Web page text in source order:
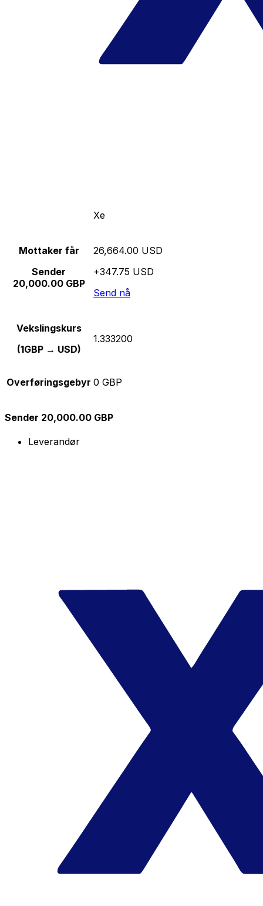
Xe
Mottaker får
Sender
20,000.00 GBP
26,664.00 USD
+347.75 USD
Send nå
Vekslingskurs
(1GBP → USD)
1.333200
Overføringsgebyr 0 GBP
Sender 20,000.00 GBP
Leverandør